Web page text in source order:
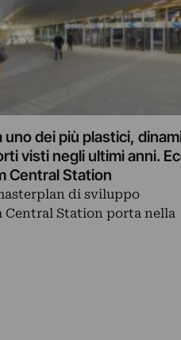
uno dei più plastici,
visti negli ultimi anni.
Central Station
di sviluppo
Station porta nella